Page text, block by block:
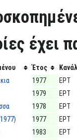
έχει
Έτος
1977
ΕΡΤ
1979
ΕΡΤ
1978
ΕΡΤ
1977
ΕΡΤ
1983
ΕΡΤ